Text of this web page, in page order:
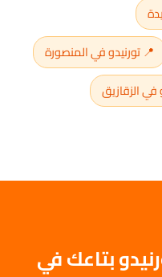
📍 تورنيدو في المنصورة
في الزقازيق
بتاعك في